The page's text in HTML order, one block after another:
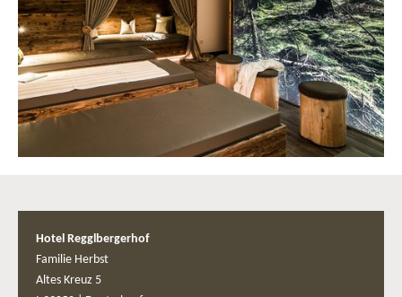
Hotel Regglbergerhof
Familie Herbst
Altes Kreuz 5